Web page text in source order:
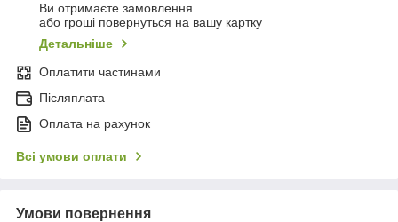
Ви отримаєте замовлення
або гроші повернуться на вашу картку
Детальніше
Оплатити частинами
Післяплата
Оплата на рахунок
Всі умови оплати
Умови повернення